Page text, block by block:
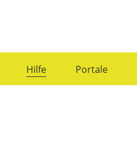
Hilfe Portale